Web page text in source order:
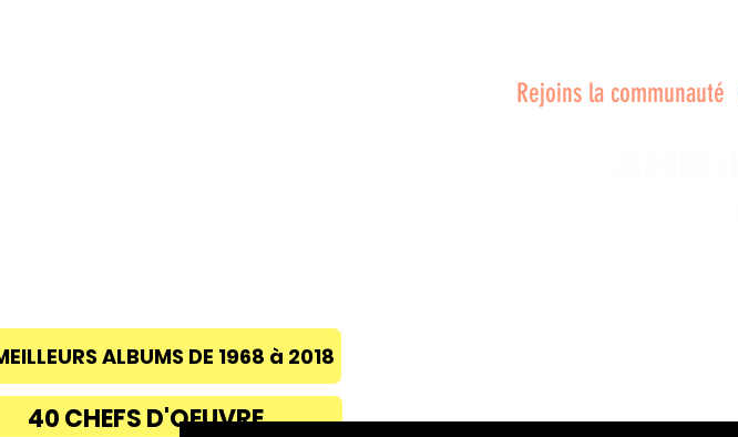
ALBUMS DE 1968 à 2018
Découvrez des artistes, vibrez aux
Rejoins la
40 CHEFS D'OEUVRE